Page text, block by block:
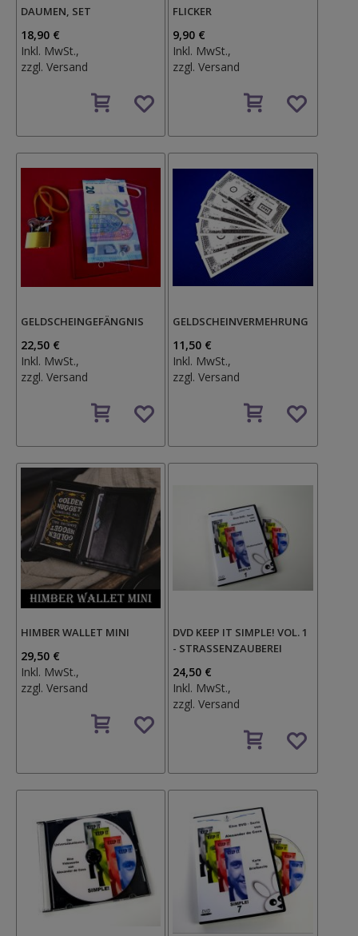
DAUMEN, SET
18,90 €
Inkl. MwSt.,
zzgl. Versand
den
FLICKER
9,90 €
Inkl. MwSt.,
zzgl.Versand
den
GELDSCHEINGEFÄNGNIS
22,50 €
Inkl. MwSt.,
zzgl. Versand
den
GELDSCHEINVERMEHRUNG
11,50 €
Inkl. MwSt.,
zzgl.Versand
den
HIMBER WALLET MINI
29,50 €
Inkl. MwSt.,
zzgl. Versand
den
DVD KEEP IT SIMPLE! VOL. 1
- STRASSENZAUBEREI
24,50 €
Inkl. MwSt.,
zzgl.Versand
den